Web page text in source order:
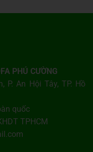
PHÚ CƯỜNG
P. An Hội Tây, TP. Hồ
quốc
TPHCM